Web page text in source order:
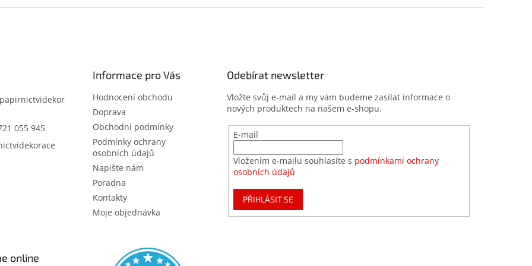
papirnictvidekor
055 945
Informace pro Vás
Hodnocení obchodu
Doprava
Obchodní podmínky
Podmínky ochrany
osobních údajů
Napište nám
Poradna
Kontakty
Moje objednávka
Odebírat newsletter
Vložte svůj e-mail a my vám budeme zasílat informace o
nových produktech na našem e-shopu.
E-mail
Vložením e-mailu souhlasíte s podmínkami ochrany
osobních údajů
PŘIHLÁSIT SE
online